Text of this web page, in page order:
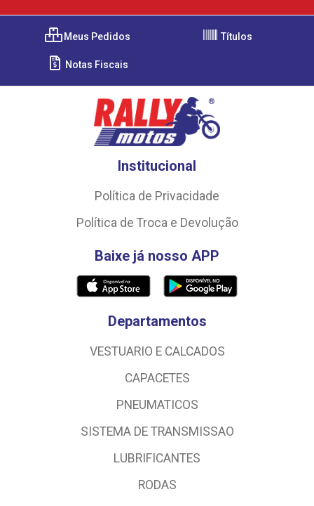
Meus Pedidos Títulos
Notas Fiscais
Institucional
Política de Privacidade
Política de Troca e Devolução
Baixe já nosso APP
Departamentos
VESTUARIO E CALCADOS
CAPACETES
PNEUMATICOS
SISTEMA DE TRANSMISSAO
LUBRIFICANTES
RODAS